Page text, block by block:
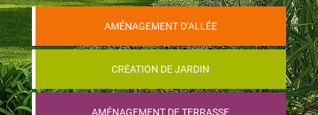
AMÉNAGEMENT D’ALLÉE
CRÉATION DE JARDIN
AMÉNAGEMENT DE TERRASSE